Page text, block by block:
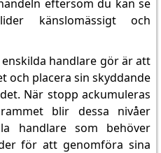
eftersom du kan se
känslomässigt och
handlare gör är att
och placera sin skyddande
När stopp ackumuleras
blir dessa nivåer
handlare som behöver
för att genomföra sina